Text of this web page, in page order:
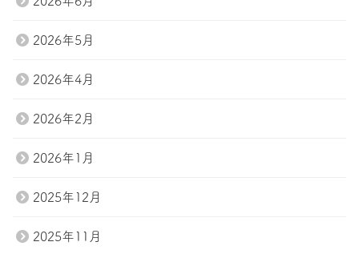
2026年5月
2026年4月
2026年2月
2026年1月
2025年12月
2025年11月